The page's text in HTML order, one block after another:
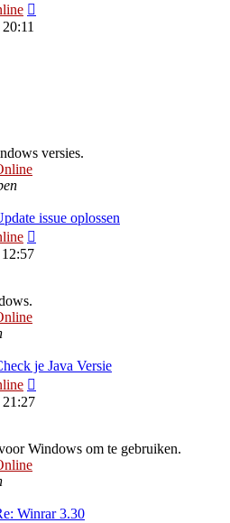
versies.
issue oplossen
je Java Versie
Windows om te gebruiken.
Winrar 3.30